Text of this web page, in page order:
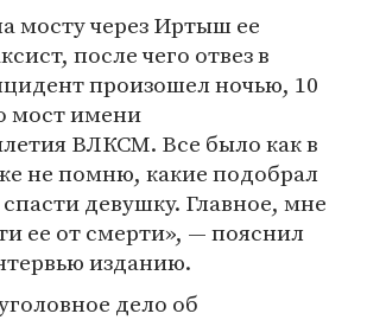
мосту через Иртыш ее
после чего отвез в
произошел ночью, 10
мост имени
ВЛКСМ. Все было как в
не помню, какие подобрал
девушку. Главное, мне
ее от смерти», — пояснил
изданию.
дело об